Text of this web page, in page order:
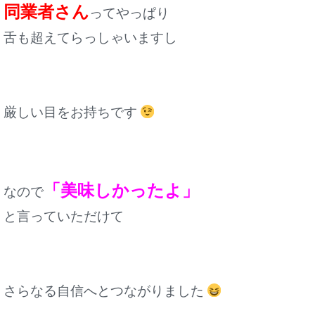
同業者さんってやっぱり
舌も超えてらっしゃいますし
厳しい目をお持ちです
なので 「美味しかったよ」
と言っていただけて
さらなる自信へとつながりました